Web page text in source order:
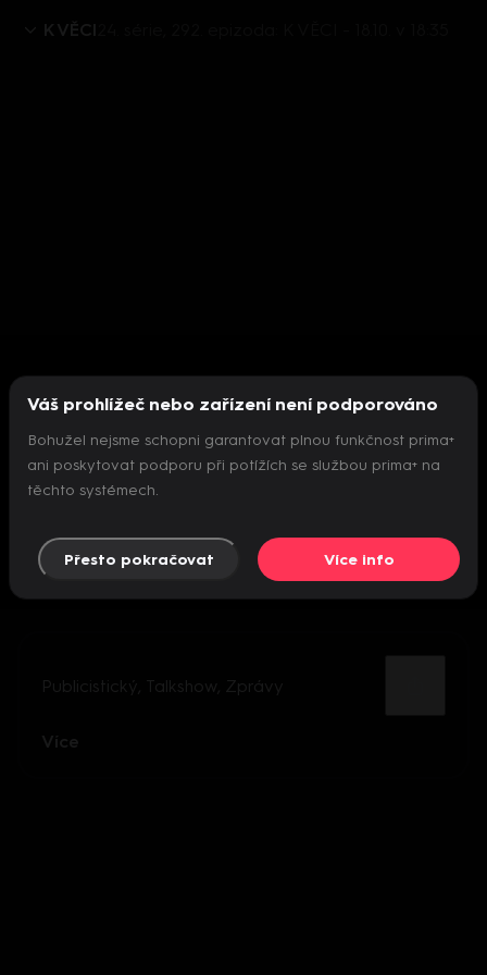
K VĚCI
Nepodařilo se inicializovat přehrávač
Publicistický Talkshow Zprávy
Více
Váš prohlížeč nebo zařízení není podporováno
Bohužel nejsme schopni garantovat plnou funkčnost prima+
ani poskytovat podporu při potížích se službou prima+ na
těchto systémech.
Přesto pokračovat Více info